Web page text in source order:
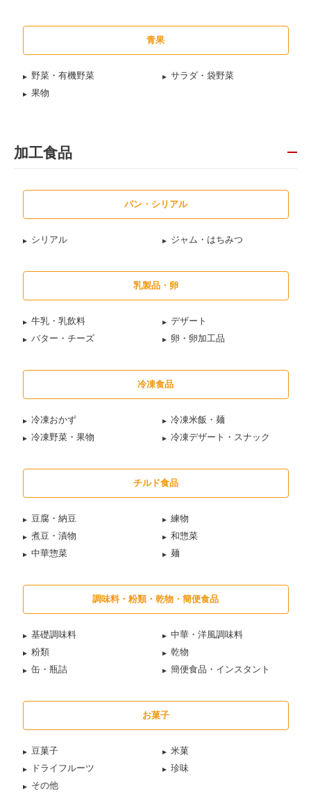
青果
野菜・有機野菜
サラダ・袋野菜
果物
加工食品
パン・シリアル
シリアル ジャム・はちみつ
乳製品・卵
牛乳・乳飲料
デザート
バター・チーズ
卵・卵加工品
冷凍食品
冷凍おかず
冷凍米飯・麺
冷凍野菜・果物
冷凍デザート・スナック
チルド食品
豆腐・納豆
練物
煮豆・漬物
和惣菜
中華惣菜
麺
調味料・粉類・乾物・簡便食品
基礎調味料
中華・洋風調味料
粉類
乾物
缶・瓶詰
簡便食品・インスタント
お菓子
豆菓子
米菓
ドライフルーツ
珍味
その他